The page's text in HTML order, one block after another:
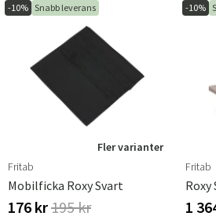
-10% Snabb leverans
Fler varianter
Fritab
Mobilficka Roxy Svart
176 kr195 kr
-10%
Fritab
1